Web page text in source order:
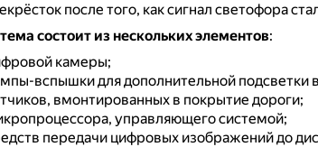
после того, как сигнал светофора
состоит из нескольких элементов:
камеры;
вспышки для дополнительной подсветки
вмонтированных в покрытие дороги;
управляющего системой;
передачи цифровых изображений до